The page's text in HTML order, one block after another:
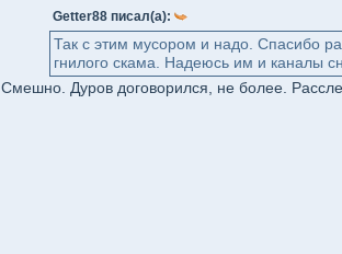
Getter88 писал(а):
Так с этим мусором и надо. Спасибо
гнилого скама. Надеюсь им и каналы
Смешно. Дуров договорился, не более.